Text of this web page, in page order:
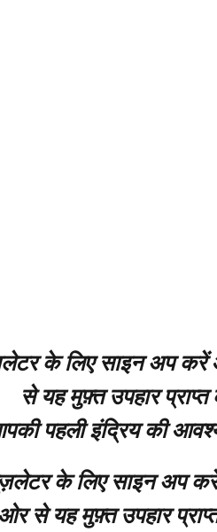
के लिए साइन अप
से यह मुफ़्त उपहार
पहली इंद्रिय की
के लिए साइन अप
ओर से यह मुफ़्त उपहार